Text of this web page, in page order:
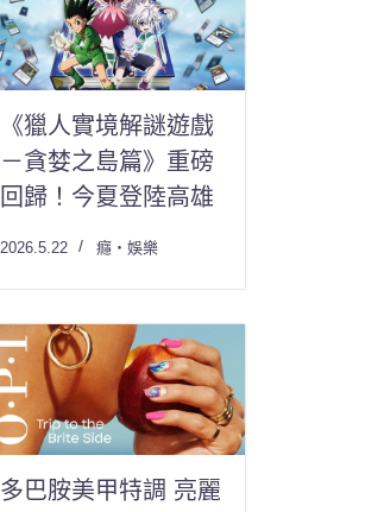
《獵人實境解謎遊戲
－貪婪之島篇》重磅
回歸！今夏登陸高雄
2026.5.22 癮・娛樂
多巴胺美甲特調 亮麗